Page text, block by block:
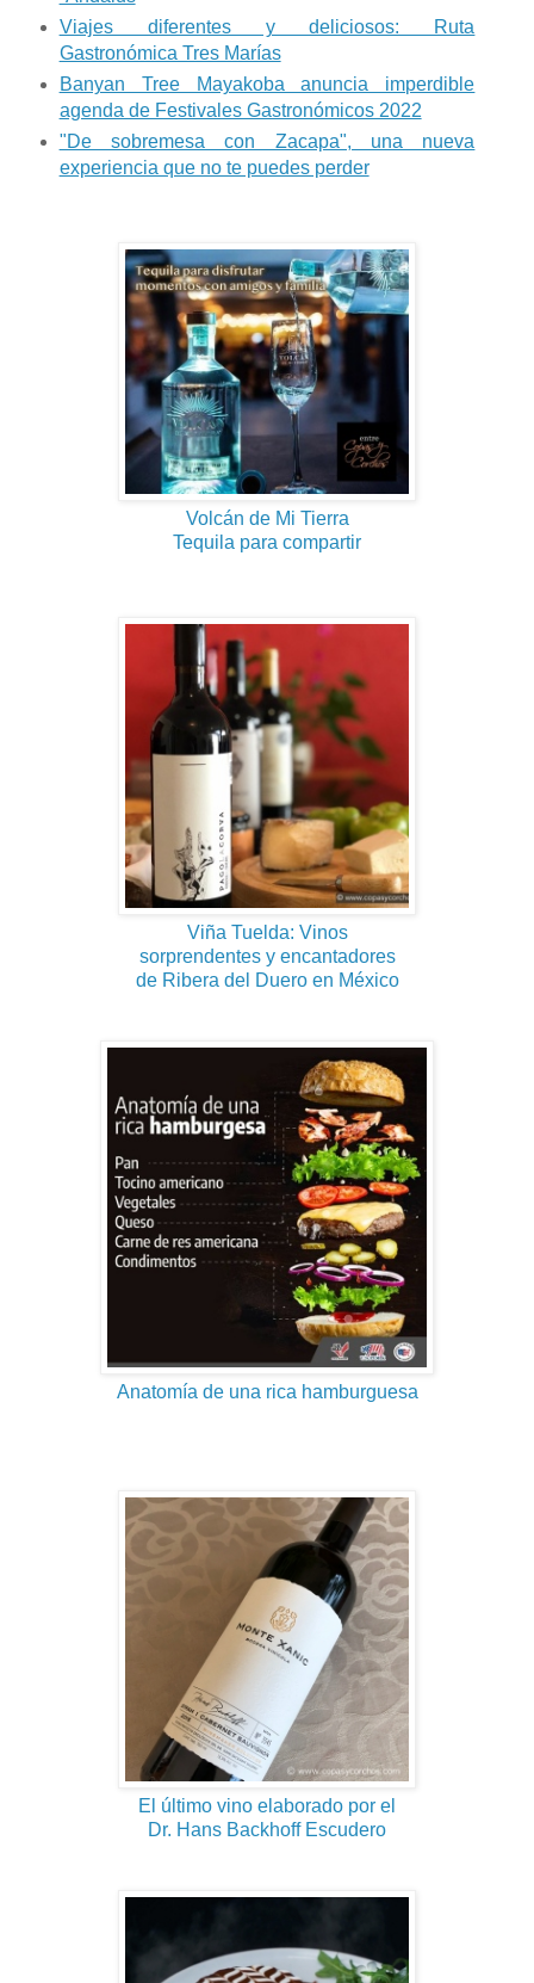
Viajes diferentes y deliciosos: Ruta
Gastronómica Tres Marías
Banyan Tree Mayakoba anuncia imperdible
agenda de Festivales Gastronómicos 2022
"De sobremesa con Zacapa", una nueva
experiencia que no te puedes perder
Volcán de Mi Tierra
Tequila para compartir
Viña Tuelda: Vinos
sorprendentes y encantadores
de Ribera del Duero en México
Anatomía de una rica hamburguesa
El último vino elaborado por el
Dr. Hans Backhoff Escudero